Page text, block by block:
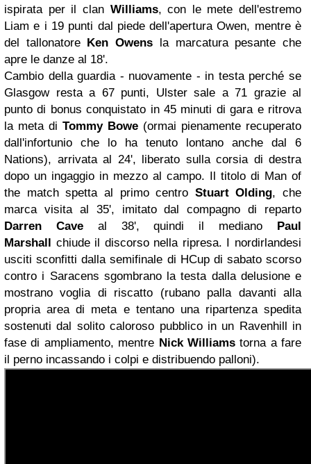
ispirata per il clan Williams, con le mete dell'estremo
Liam e i 19 punti dal piede dell'apertura Owen, mentre è
del tallonatore Ken Owens la marcatura pesante che
apre le danze al 18'.
Cambio della guardia - nuovamente - in testa perché se
Glasgow resta a 67 punti, Ulster sale a 71 grazie al
punto di bonus conquistato in 45 minuti di gara e ritrova
la meta di Tommy Bowe (ormai pienamente recuperato
dall'infortunio che lo ha tenuto lontano anche dal 6
Nations), arrivata al 24', liberato sulla corsia di destra
dopo un ingaggio in mezzo al campo. Il titolo di Man of
the match spetta al primo centro Stuart Olding, che
marca visita al 35', imitato dal compagno di reparto
Darren Caveal 38', quindi il mediano Paul
Marshall chiude il discorso nella ripresa. I nordirlandesi
usciti sconfitti dalla semifinale di HCup di sabato scorso
contro i Saracens sgombrano la testa dalla delusione e
mostrano voglia di riscatto (rubano palla davanti alla
propria area di meta e tentano una ripartenza spedita
sostenuti dal solito caloroso pubblico in un Ravenhill in
fase di ampliamento, mentre Nick Williamstorna a fare
il perno incassando i colpi e distribuendo palloni).